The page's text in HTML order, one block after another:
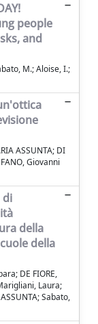
people
and
M.; Aloise, I.;
ASSUNTA; DI
Giovanni
di
della
della
DE FIORE,
Laura;
Sabato,